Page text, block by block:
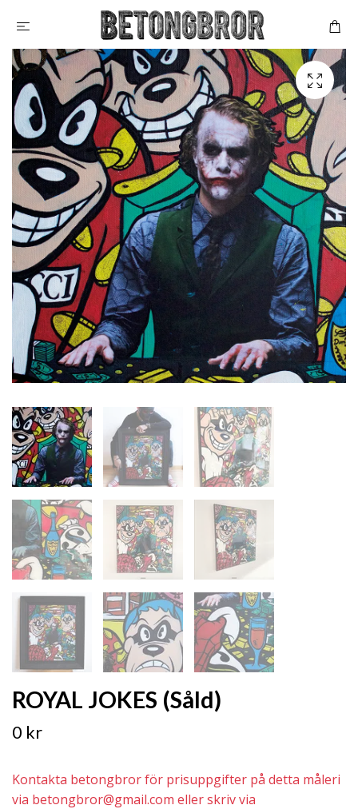
ROYAL JOKES (Såld)
0 kr
Kontakta betongbror för prisuppgifter på detta måleri
via betongbror@gmail.com eller skriv via